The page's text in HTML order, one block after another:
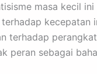
masa kecil
kecepatan
terhadap
peran sebagai